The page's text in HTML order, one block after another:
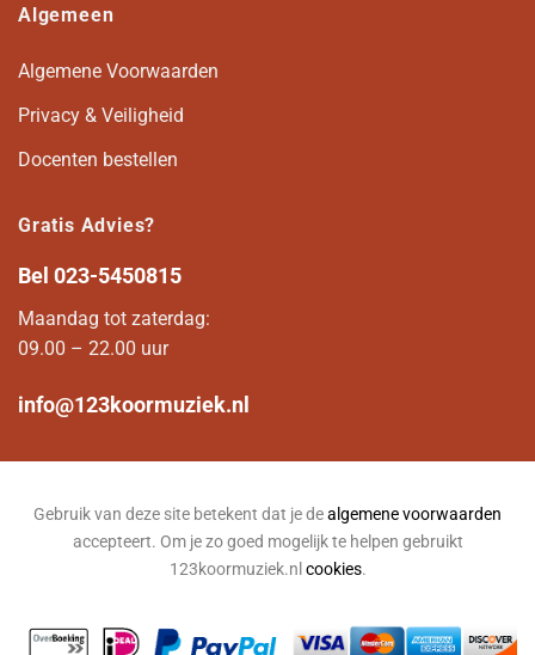
Algemeen
Algemene Voorwaarden
Privacy & Veiligheid
Docenten bestellen
Gratis Advies?
Bel 023-5450815
Maandag tot zaterdag:
09.00 – 22.00 uur
info@123koormuziek.nl
Gebruik van deze site betekent dat je dealgemene voorwaarden
accepteert. Om je zo goed mogelijk te helpen gebruikt
123koormuziek.nl cookies.